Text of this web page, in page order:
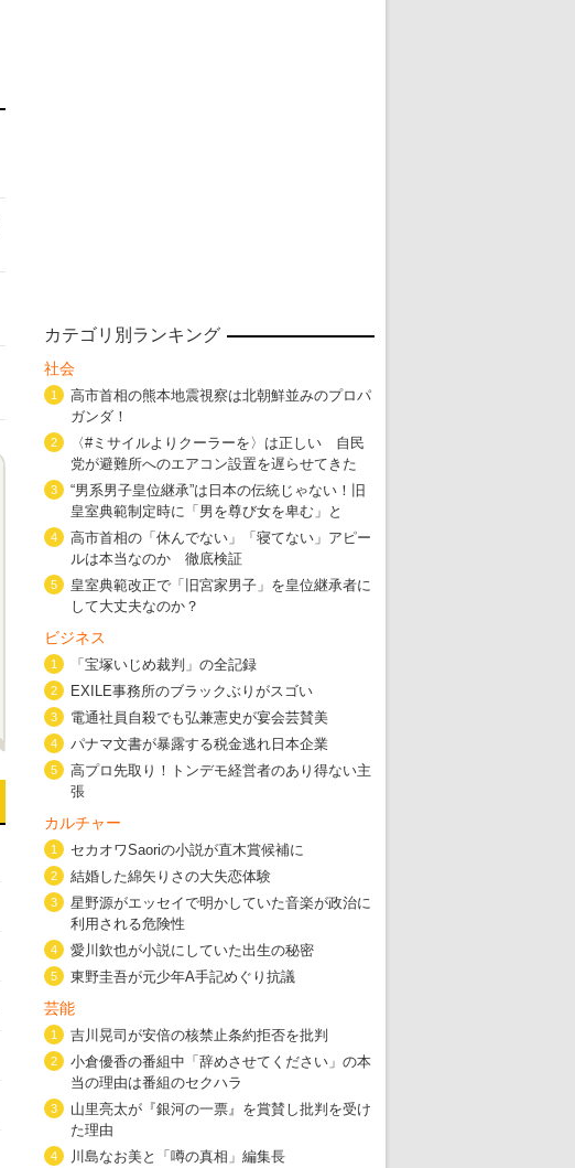
特集2 東京五輪強行開催特別企画 大ウソだら
・ 五輪入場行進にすぎやまこういちの曲、杉田水脈の
・
大ウソだらけの東京五輪！ 安倍・菅・森はどんな嘘
・ 五輪サッカー・久保建英が南アの陽性者に「僕らに損ではない
・ 五輪でIOCラウンジ以外にVIPルーム、広告代理店は物品購入
カテゴリ別ランキング
社会
1
高市首相の熊本地震視察は北朝鮮並みのプロパ
ガンダ！
2
〈#ミサイルよりクーラーを〉は正しい 自民
党が避難所へのエアコン設置を遅らせてきた
3
“男系男子皇位継承”は日本の伝統じゃない！旧
皇室典範制定時に「男を尊び女を卑む」と
4
高市首相の「休んでない」「寝てない」アピー
ルは本当なのか 徹底検証
5
皇室典範改正で「旧宮家男子」を皇位継承者に
して大丈夫なのか？
ビジネス
1 「宝塚いじめ裁判」の全記録
2 EXILE事務所のブラックぶりがスゴい
3 電通社員自殺でも弘兼憲史が宴会芸賛美
4 パナマ文書が暴露する税金逃れ日本企業
5
高プロ先取り！トンデモ経営者のあり得ない主
張
カルチャー
1 セカオワSaoriの小説が直木賞候補に
2 結婚した綿矢りさの大失恋体験
3
星野源がエッセイで明かしていた音楽が政治に
利用される危険性
4 愛川欽也が小説にしていた出生の秘密
5 東野圭吾が元少年A手記めぐり抗議
芸能
1 吉川晃司が安倍の核禁止条約拒否を批判
2
小倉優香の番組中「辞めさせてください」の本
当の理由は番組のセクハラ
3
山里亮太が『銀河の一票』を賞賛し批判を受け
た理由
4 川島なお美と「噂の真相」編集長